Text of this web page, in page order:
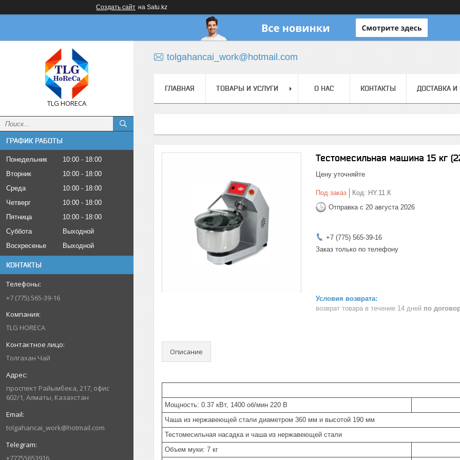
Создать сайт на Satu.kz
TLG HORECA
ГРАФИК РАБОТЫ
Понедельник 10:00
18:00
Вторник
10:00
18:00
Среда
10:00
18:00
Четверг
10:00
18:00
Пятница
10:00
18:00
Суббота
Выходной
Воскресенье
Выходной
КОНТАКТЫ
+7 (775) 565-39-16
TLG HORECA
Толгахан Чай
проспект Райымбека, 217, офис
602/1, Алматы, Казахстан
tolgahancai_work@hotmail.com
+77755653916
tolgahancai_work@hotmail.com
ГЛАВНАЯ ТОВАРЫ И УСЛУГИ О НАС КОНТАКТЫ ДОСТАВКА И
Тестомесильная машина 15 кг
Цену уточняйте
Под заказ Код: HY.11.К
Отправка с 20 августа 2026
+7 (775) 565-39-16
Заказ только по телефону
возврат товара в течение 14 дней по
Описание
Мощность: 0.37 кВт, 1400 об/мин 220 В
Чаша из нержавеющей стали диаметром 360 мм и высотой 190 мм
Тестомесильная насадка и чаша из нержавеющей стали
Объем муки: 7 кг